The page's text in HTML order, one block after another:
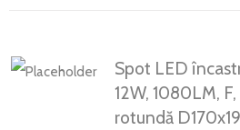
Spot LED
12W, 1080LM,
rotundă